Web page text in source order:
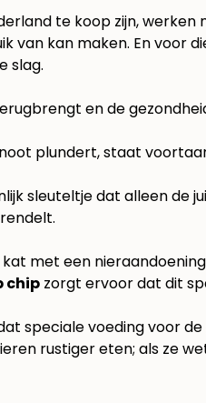
te koop zijn, werken
van kan maken. En voor
slag.
en de
plundert, staat
sleuteltje dat alleen de
met een
chip zorgt ervoor dat dit
speciale voeding voor
rustiger eten; als ze